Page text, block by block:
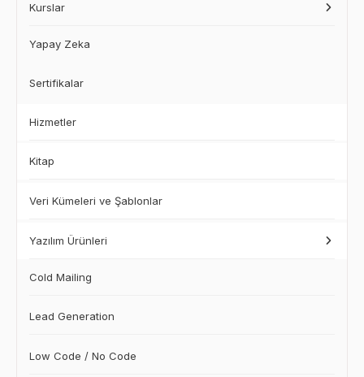
Kurslar
Yapay Zeka
Sertifikalar
Hizmetler
Kitap
Veri Kümeleri ve Şablonlar
Yazılım Ürünleri
Cold Mailing
Lead Generation
Low Code / No Code